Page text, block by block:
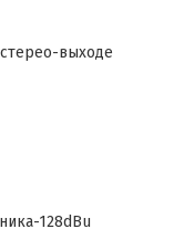
выходе
128dBu